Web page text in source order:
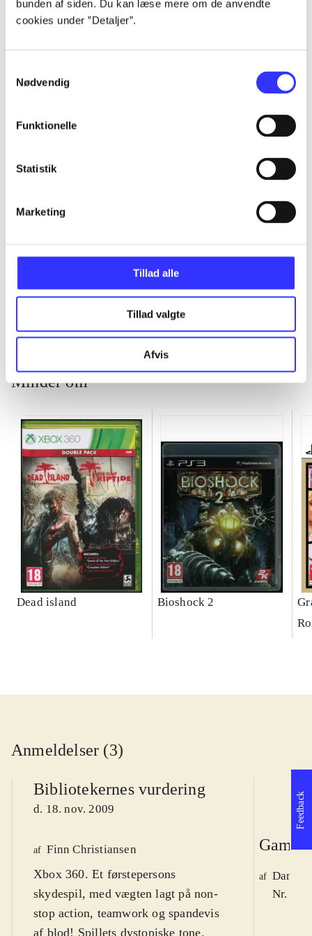
bunden af siden. Du kan læse mere om de anvendte
cookies under ”Detaljer”.
Nødvendig
Funktionelle
Statistik
Marketing
Tillad alle
Tillad valgte
Afvis
Minder om
Dead island Bioshock 2
Anmeldelser (3)
Bibliotekernes vurdering
d. 18. nov. 2009
af Finn Christiansen
Xbox 360. Et førstepersons
skydespil, med vægten lagt på non-
stop action, teamwork og spandevis
af blod! Spillets dystopiske tone,
Game
af Daniel
Nr.
Feedback